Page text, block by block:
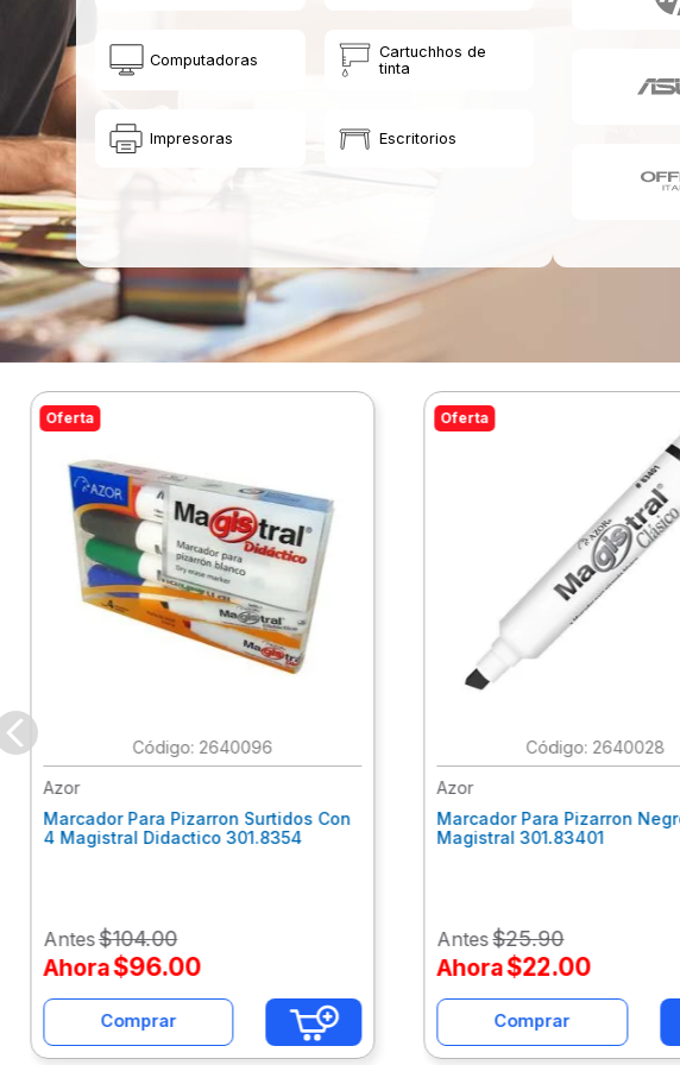
Computadoras
Cartuchhos de
tinta
Impresoras Escritorios
Oferta
: 2640096
Azor
Marcador Para Pizarron Surtidos Con
4 Magistral Didactico 301.8354
Antes$104.00
Ahora$96.00
Comprar
Oferta
: 2640028
Azor
Marcador Para Pizarron
Magistral 301.83401
Antes$25.90
Ahora$22.00
Comprar